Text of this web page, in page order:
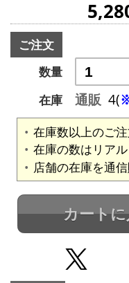
ご注文
数量
在庫
通販 4(
在庫数以上のご
在庫の数はリア
店舗の在庫を通
カート